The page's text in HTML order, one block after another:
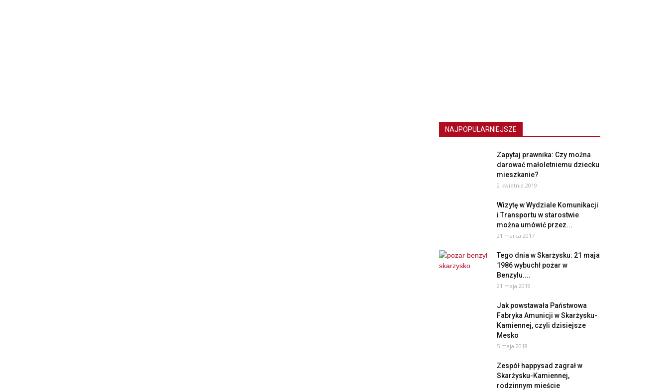
NAJPOPULARNIEJSZE
Zapytaj prawnika: Czy można
darować małoletniemu dziecku
mieszkanie?
2 kwietnia 2019
Wizytę w Wydziale Komunikacji
i Transportu w starostwie
można umówić przez...
21 marca 2017
Tego dnia w Skarżysku: 21 maja
1986 wybuchł pożar w
Benzylu....
21 maja 2019
Jak powstawała Państwowa
Fabryka Amunicji w Skarżysku-
Kamiennej, czyli dzisiejsze
Mesko
5 maja 2018
Zespół happysad zagrał w
Skarżysku-Kamiennej,
rodzinnym mieście